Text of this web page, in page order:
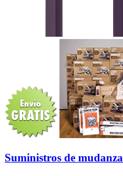
Suministros de mudanza